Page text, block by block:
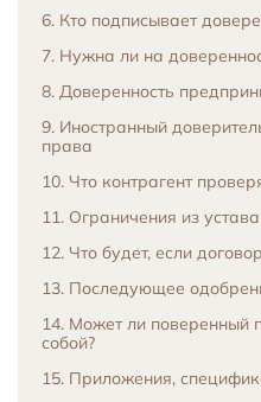
6. Кто подписывает
7. Нужна ли на
8. Доверенность
9. Иностранный
права
10. Что контрагент
11. Ограничения из
12. Что будет, если
13. Последующее
14. Может ли поверенный
собой?
15. Приложения,